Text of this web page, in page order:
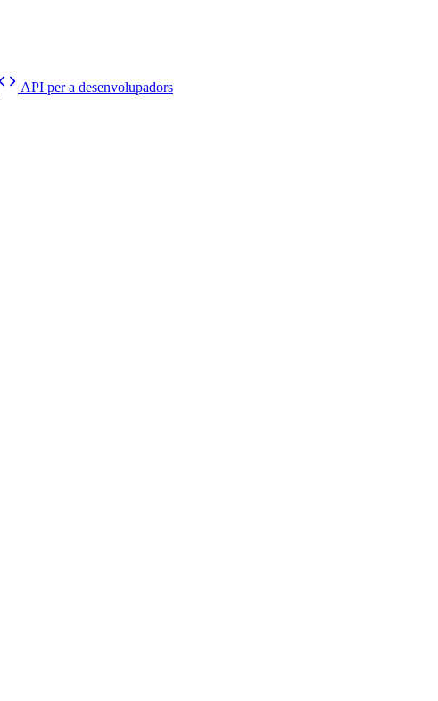
API per a desenvolupadors